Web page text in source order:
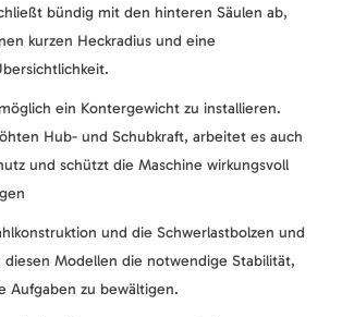
bündig mit den hinteren Säulen ab,
kurzen Heckradius und eine
ein Kontergewicht zu installieren.
Hub- und Schubkraft, arbeitet es auch
und schützt die Maschine wirkungsvoll
und die Schwerlastbolzen und
Modellen die notwendige Stabilität,
Aufgaben zu bewältigen.